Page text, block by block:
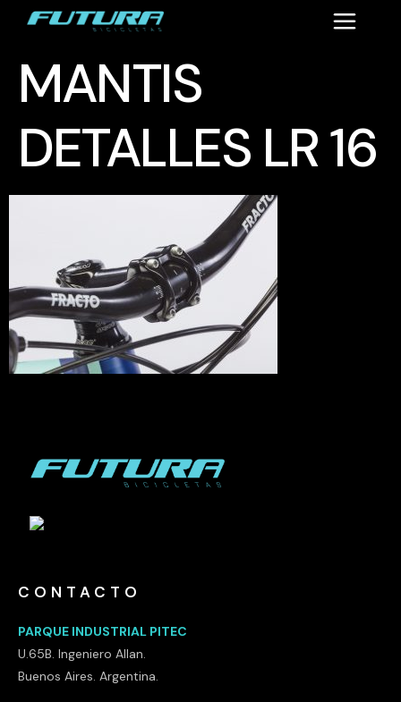
MANTIS
DETALLES LR 16
CONTACTO
PARQUE INDUSTRIAL PITEC
U.65B. Ingeniero Allan.
Buenos Aires. Argentina.